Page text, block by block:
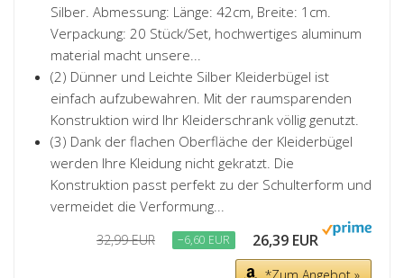
Silber. Abmessung: Länge: 42cm, Breite: 1cm.
Verpackung: 20 Stück/Set, hochwertiges aluminum
material macht unsere...
(2) Dünner und Leichte Silber Kleiderbügel ist
einfach aufzubewahren. Mit der raumsparenden
Konstruktion wird Ihr Kleiderschrank völlig genutzt.
(3) Dank der flachen Oberfläche der Kleiderbügel
werden Ihre Kleidung nicht gekratzt. Die
Konstruktion passt perfekt zu der Schulterform und
vermeidet die Verformung...
32,99 EUR −6,60 EUR 26,39 EUR